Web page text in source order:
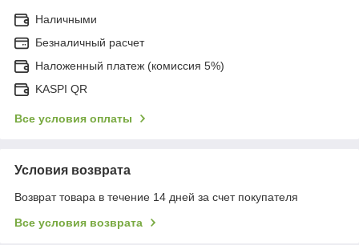
Наличными
Безналичный расчет
Наложенный платеж (комиссия 5%)
KASPI QR
Все условия оплаты
Условия возврата
Возврат товара в течение 14 дней за счет покупателя
Все условия возврата